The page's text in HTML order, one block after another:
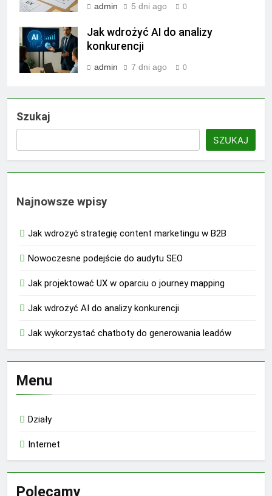
admin 5 dni ago 0
Jak wdrożyć AI do analizy
konkurencji
admin 7 dni ago 0
Szukaj
SZUKAJ
Najnowsze wpisy
Jak wdrożyć strategię content marketingu w B2B
Nowoczesne podejście do audytu SEO
Jak projektować UX w oparciu o journey mapping
Jak wdrożyć AI do analizy konkurencji
Jak wykorzystać chatboty do generowania leadów
Menu
Działy
Internet
Polecamy